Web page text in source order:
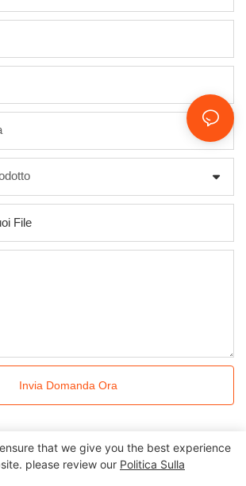
File
Invia Domanda Ora
that we give you the best experience
please review our Politica Sulla